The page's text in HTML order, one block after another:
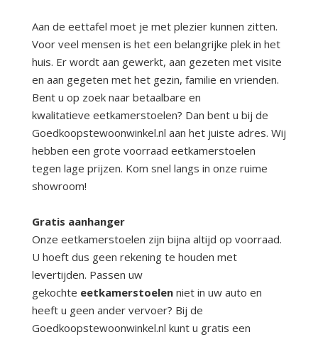
Aan de eettafel moet je met plezier kunnen zitten.
Voor veel mensen is het een belangrijke plek in het
huis. Er wordt aan gewerkt, aan gezeten met visite
en aan gegeten met het gezin, familie en vrienden.
Bent u op zoek naar betaalbare en
kwalitatieve eetkamerstoelen? Dan bent u bij de
Goedkoopstewoonwinkel.nl aan het juiste adres. Wij
hebben een grote voorraad eetkamerstoelen
tegen lage prijzen. Kom snel langs in onze ruime
showroom!
Gratis aanhanger
Onze eetkamerstoelen zijn bijna altijd op voorraad.
U hoeft dus geen rekening te houden met
levertijden. Passen uw
gekochte eetkamerstoelen niet in uw auto en
heeft u geen ander vervoer? Bij de
Goedkoopstewoonwinkel.nl kunt u gratis een